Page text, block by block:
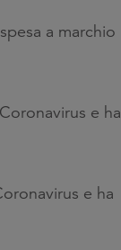
a marchio
e ha
e ha